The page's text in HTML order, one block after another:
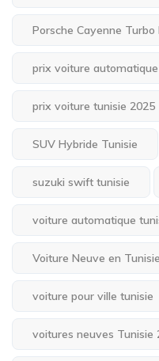
Porsche Cayenne Turbo
prix voiture
prix voiture tunisie 2025
SUV Hybride Tunisie
suzuki swift tunisie
voiture automatique
Voiture Neuve en Tunisie
voiture pour ville tunisie
voitures neuves Tunisie